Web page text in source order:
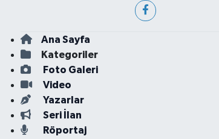
Ana Sayfa
Kategoriler
Foto Galeri
Video
Yazarlar
Seri İlan
Röportaj